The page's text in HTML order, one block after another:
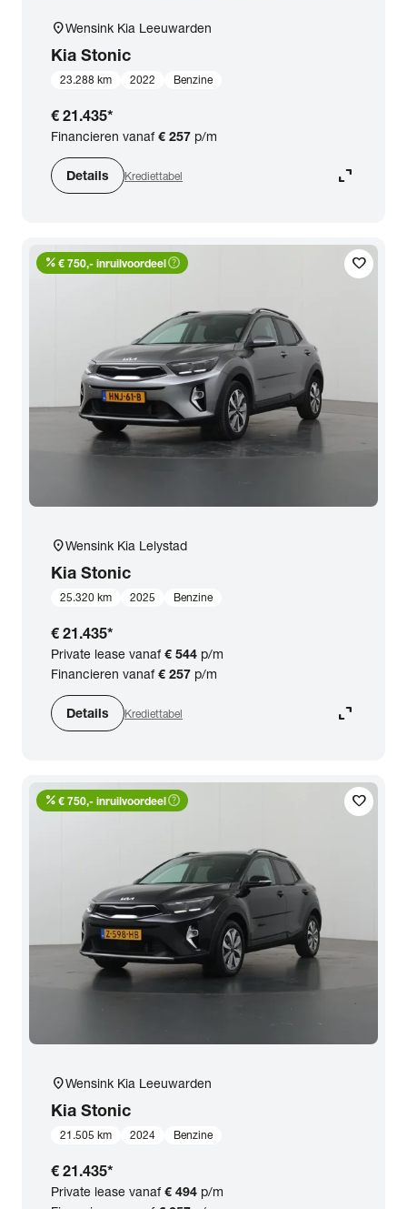
location_onWensink Kia Leeuwarden
Kia Stonic
23.288 km 2022 Benzine
€ 21.435*
Financieren vanaf€ 257 p/m
Details Krediettabel expand_content
favorite
percent € 750,- inruilvoordeelhelp_outline
location_onWensink Kia Lelystad
Kia Stonic
25.320 km 2025 Benzine
€ 21.435*
Private lease vanaf€ 544 p/m
Financieren vanaf€ 257 p/m
Details Krediettabel expand_content
favorite
percent € 750,- inruilvoordeelhelp_outline
location_onWensink Kia Leeuwarden
Kia Stonic
21.505 km 2024 Benzine
€ 21.435*
Private lease vanaf€ 494 p/m